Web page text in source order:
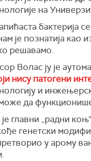
на
бактерија
је познатија као
решавамо.
Волас ју је
нису патогени
и
да
главни „радни
генетски
у арому